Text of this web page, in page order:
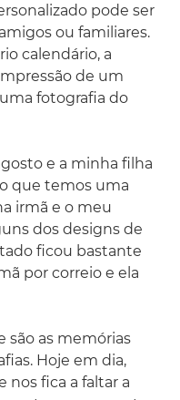
pode ser
ou familiares.
calendário, a
de um
fotografia do
e a minha filha
que temos uma
irmã e o meu
dos designs de
ficou bastante
por correio e ela
são as memórias
Hoje em dia,
nos fica a faltar a